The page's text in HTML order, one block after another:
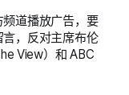
道播放广告，要
，反对主席布伦
View）和 ABC